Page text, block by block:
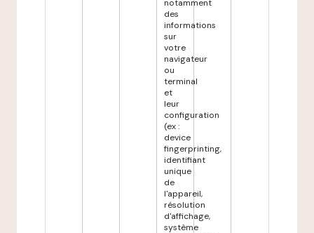
notamment
des
informations
sur
votre
navigateur
ou
terminal
et
leur
configuration
(ex :
device
fingerprinting,
identifiant
unique
de
l'appareil,
résolution
d'affichage,
système